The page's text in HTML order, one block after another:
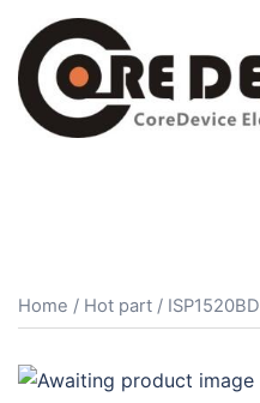
Home / Hot part / ISP1520BD